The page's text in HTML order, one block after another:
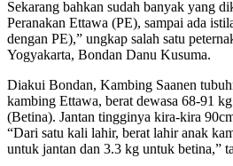
Sekarang bahkan sudah banyak yang
Peranakan Ettawa (PE), sampai ada
dengan PE),” ungkap salah satu
Yogyakarta, Bondan Danu Kusuma.
Diakui Bondan, Kambing Saanen
kambing Ettawa, berat dewasa 68-91
(Betina). Jantan tingginya kira-kira
“Dari satu kali lahir, berat lahir anak
untuk jantan dan 3.3 kg untuk betina,”